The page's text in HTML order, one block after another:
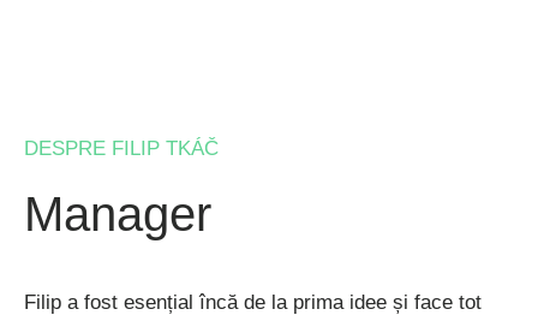
DESPRE FILIP TKÁČ
Manager
Filip a fost esențial încă de la prima idee și face tot